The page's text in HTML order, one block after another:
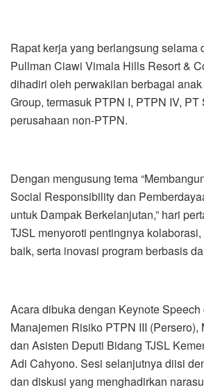
Rapat kerja yang berlangsung selama
Pullman Ciawi Vimala Hills Resort &
dihadiri oleh perwakilan berbagai
Group, termasuk PTPN I, PTPN IV, PT
perusahaan non-PTPN.
Dengan mengusung tema
Social Responsibility dan
untuk Dampak Berkelanjutan,” hari
TJSL menyoroti pentingnya
baik, serta inovasi program berbasis
Acara dibuka dengan Keynote
Manajemen Risiko PTPN III (Persero),
dan Asisten Deputi Bidang TJSL
Adi Cahyono. Sesi selanjutnya diisi
dan diskusi yang menghadirkan